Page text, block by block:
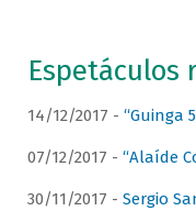
Espetáculos
14/12/2017 - “Guinga
07/12/2017 - “Alaíde
30/11/2017 - Sergio